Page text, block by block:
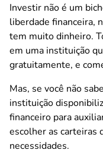
Investir não é um
liberdade financeira,
tem muito dinheiro.
em uma instituição
gratuitamente, e
Mas, se você não
instituição
financeiro para
escolher as carteiras
necessidades.